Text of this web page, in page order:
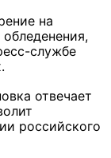
на
службе
отвечает
российского